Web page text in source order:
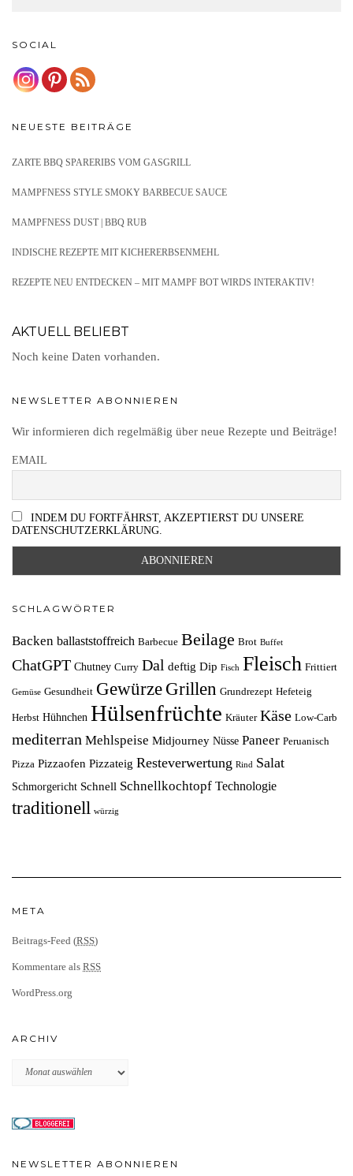
SOCIAL
NEUESTE BEITRÄGE
ZARTE BBQ SPARERIBS VOM GASGRILL
MAMPFNESS STYLE SMOKY BARBECUE SAUCE
MAMPFNESS DUST | BBQ RUB
INDISCHE REZEPTE MIT KICHERERBSENMEHL
REZEPTE NEU ENTDECKEN – MIT MAMPF BOT WIRDS INTERAKTIV!
AKTUELL BELIEBT
Noch keine Daten vorhanden.
NEWSLETTER ABONNIEREN
Wir informieren dich regelmäßig über neue Rezepte und Beiträge!
EMAIL
INDEM DU FORTFÄHRST, AKZEPTIERST DU UNSERE
DATENSCHUTZERKLÄRUNG.
SCHLAGWÖRTER
Backen ballaststoffreich Barbecue Beilage Brot Buffet
ChatGPT Chutney Curry Dal deftig Dip Fisch Fleisch Frittiert
Gemüse Gesundheit Gewürze Grillen Grundrezept Hefeteig
Herbst Hühnchen Hülsenfrüchte Kräuter Käse Low-Carb
mediterran Mehlspeise Midjourney Nüsse Paneer Peruanisch
Pizza Pizzaofen Pizzateig Resteverwertung Rind Salat
Schmorgericht Schnell Schnellkochtopf Technologie
traditionell würzig
META
Beitrags-Feed (RSS)
Kommentare als RSS
WordPress.org
ARCHIV
Archiv
NEWSLETTER ABONNIEREN